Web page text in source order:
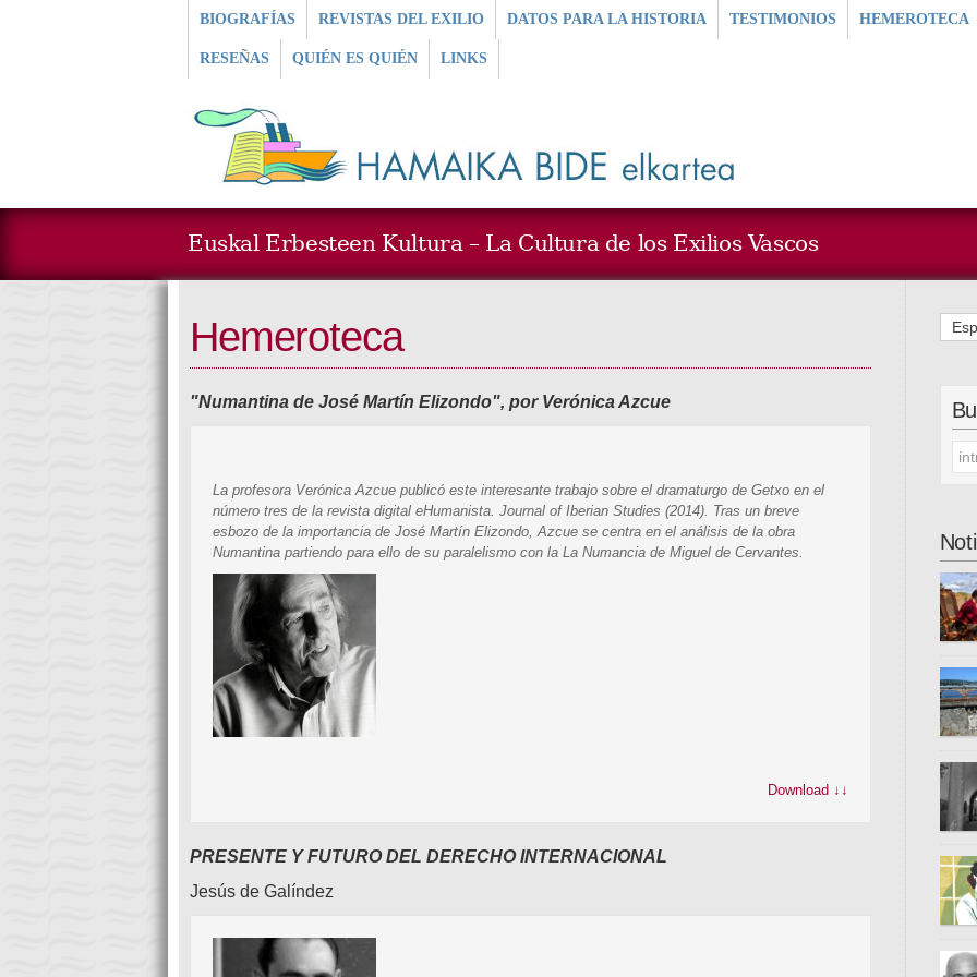
BIOGRAFÍAS REVISTAS DEL EXILIO DATOS PARA LA HISTORIA TESTIMONIOS HEMEROTECA
RESEÑAS QUIÉN ES QUIÉN LINKS
Euskal Erbesteen Kultura – La Cultura de los Exilios Vascos
Hemeroteca
"Numantina de José Martín Elizondo", por Verónica Azcue
La profesora Verónica Azcue publicó este interesante trabajo sobre el dramaturgo de Getxo en el
número tres de la revista digital eHumanista. Journal of Iberian Studies (2014). Tras un breve
esbozo de la importancia de José Martín Elizondo, Azcue se centra en el análisis de la obra
Numantina partiendo para ello de su paralelismo con la La Numancia de Miguel de Cervantes.
Download ↓↓
PRESENTE Y FUTURO DEL DERECHO INTERNACIONAL
Jesús de Galíndez
ha
ciclo
se
país
el
la